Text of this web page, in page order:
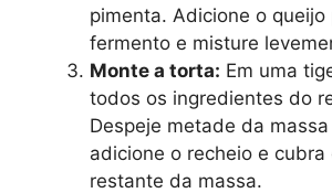
pimenta. Adicione o queijo
fermento e misture
Monte a torta: Em uma
todos os ingredientes do
Despeje metade da
adicione o recheio e cubra
restante da massa.